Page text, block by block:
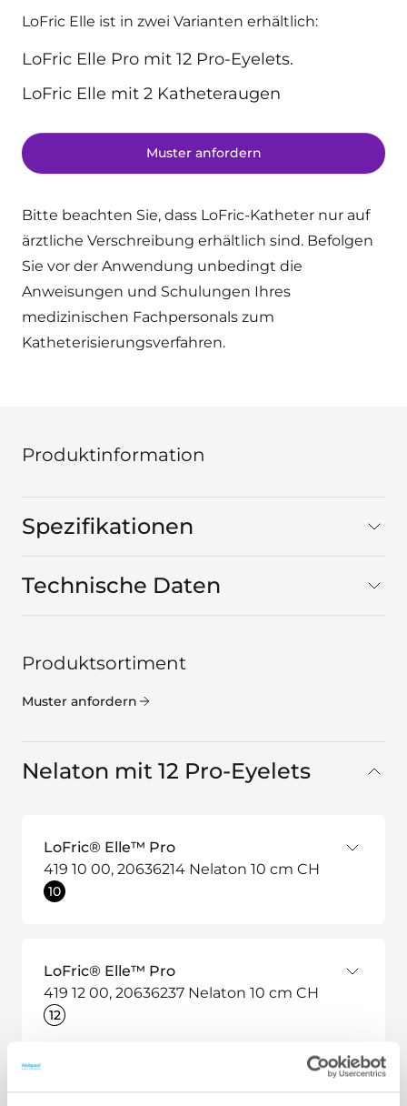
LoFric Elle ist in zwei Varianten erhältlich:
LoFric Elle Pro mit 12 Pro-Eyelets.
LoFric Elle mit 2 Katheteraugen
Muster anfordern
Bitte beachten Sie, dass LoFric-Katheter nur auf
ärztliche Verschreibung erhältlich sind. Befolgen
Sie vor der Anwendung unbedingt die
Anweisungen und Schulungen Ihres
medizinischen Fachpersonals zum
Katheterisierungsverfahren.
Produktinformation
Spezifikationen
Technische Daten
Produktsortiment
Muster anfordern
Nelaton mit 12 Pro-Eyelets
LoFric® Elle™ Pro
419 10 00, 20636214 Nelaton 10 cm CH
10
LoFric® Elle™ Pro
419 12 00, 20636237 Nelaton 10 cm CH
12
LoFric® Elle™ Pro